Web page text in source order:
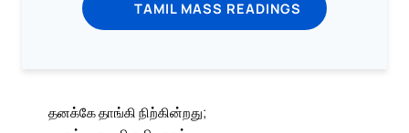
TAMIL MASS READINGS
தனக்கே தாங்கி நிற்கின்றது;